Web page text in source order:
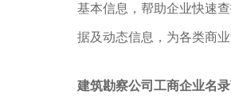
基本信息，帮助企业快速
据及动态信息，为各类商
建筑勘察公司工商企业名